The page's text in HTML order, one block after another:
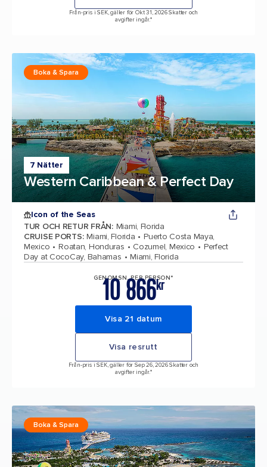
Från-pris i SEK, gäller för Okt 31, 2026 Skatter och
avgifter ingår.*
7 Nätter
Western Caribbean & Perfect Day
Boka & Spara
Icon of the Seas
TUR OCH RETUR FRÅN: Miami, Florida
CRUISE PORTS: Miami, Florida
Puerto Costa Maya,
Mexico
Roatan, Honduras Cozumel, Mexico
Perfect
Day at CocoCay, Bahamas
Miami, Florida
GENOMSN. PER PERSON*
kr
10 866
Visa 21 datum
Visa resrutt
Från-pris i SEK, gäller för Sep 26, 2026 Skatter och
avgifter ingår.*
Boka & Spara